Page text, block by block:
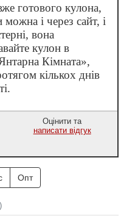
готового кулона,
і через сайт, і
вона
кулон в
Кімната»,
кількох днів
Оцінити та
написати відгук
Опт